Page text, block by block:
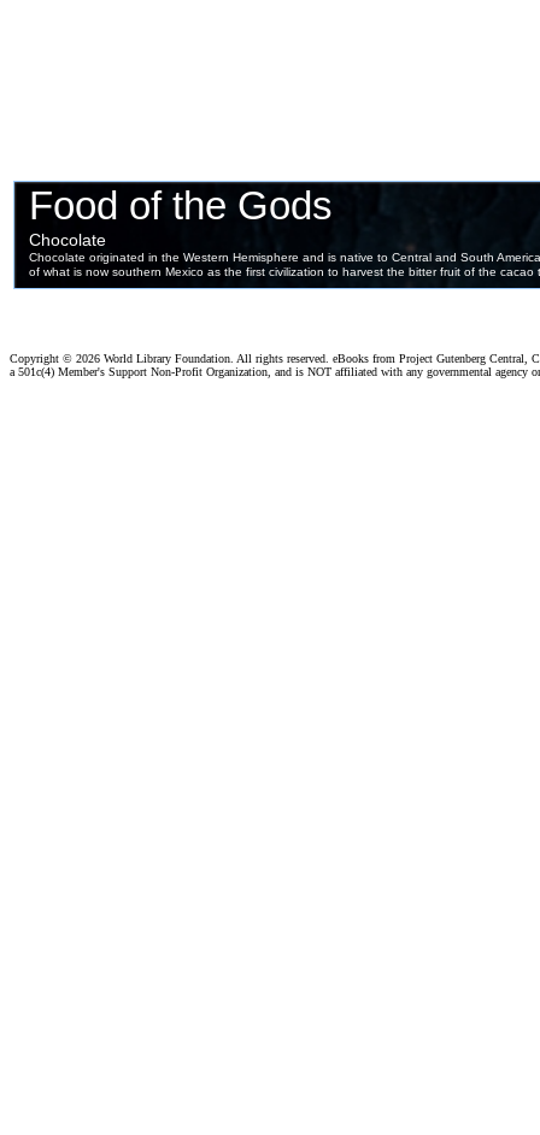
Copyright © 2026 World Library Foundation. All rights reserved. eBooks from Project Gutenberg Central,
a 501c(4) Member's Support Non-Profit Organization, and is NOT affiliated with any governmental agency